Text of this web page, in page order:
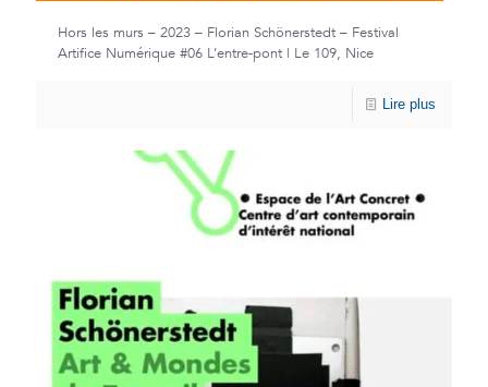
Hors les murs – 2023 – Florian Schönerstedt – Festival
Artifice Numérique #06 L’entre-pont | Le 109, Nice
Lire plus